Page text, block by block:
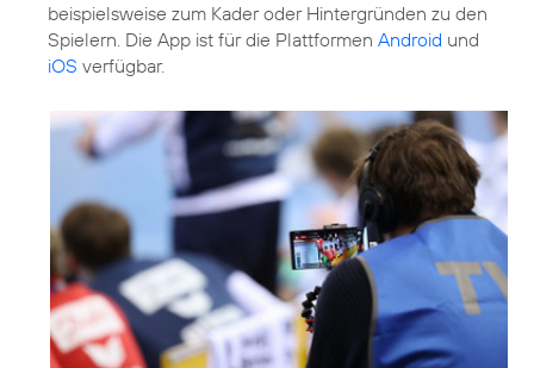
beispielsweise zum Kader oder Hintergründen zu den
Spielern. Die App ist für die Plattformen Android und
iOS verfügbar.